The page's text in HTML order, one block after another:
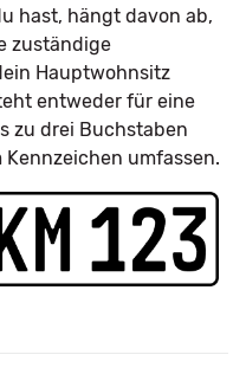
hast, hängt davon ab,
zuständige
Hauptwohnsitz
entweder für eine
zu drei Buchstaben
umfassen.